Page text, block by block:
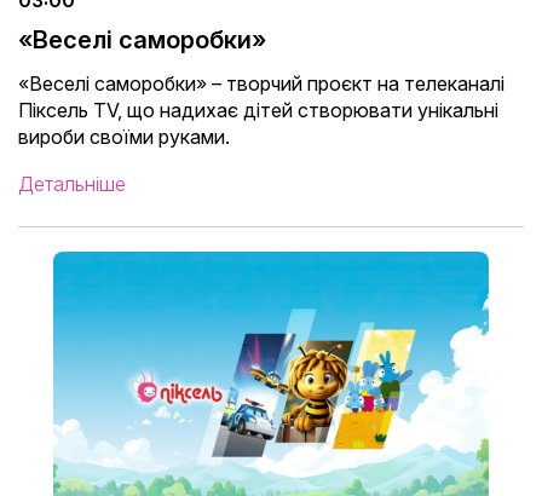
«Веселі саморобки»
«Веселі саморобки» – творчий проєкт на телеканалі
Піксель TV, що надихає дітей створювати унікальні
вироби своїми руками.
Детальніше